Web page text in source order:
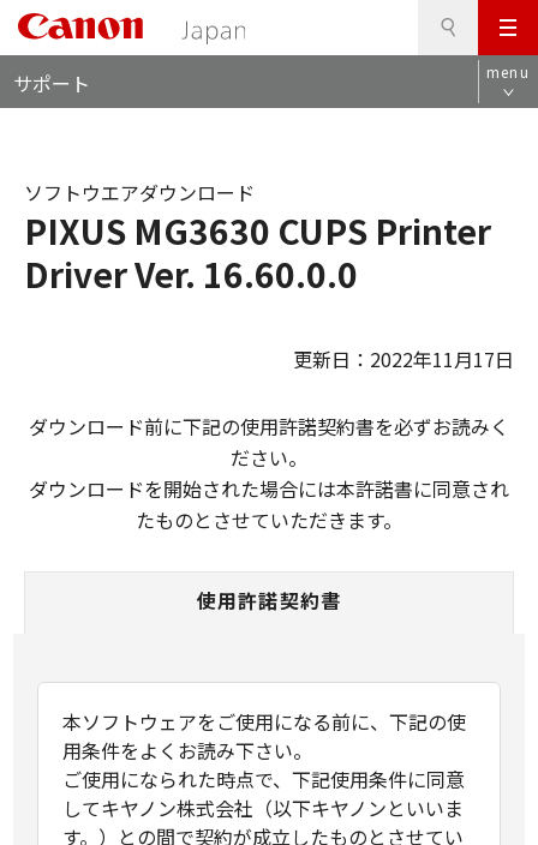
メ
ニ
ュ
サポート menu
PIXUS MG3630 CUPS Printer
Driver Ver. 16.60.0.0
ソフトウエアダウンロード
更新日：2022年11月17日
ダウンロード前に下記の使用許諾契約書を必ずお読みく
ださい。
ダウンロードを開始された場合には本許諾書に同意され
たものとさせていただきます。
使用許諾契約書
本ソフトウェアをご使用になる前に、下記の使
用条件をよくお読み下さい。
ご使用になられた時点で、下記使用条件に同意
してキヤノン株式会社（以下キヤノンといいま
す。）との間で契約が成立したものとさせてい